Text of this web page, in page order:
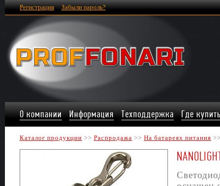
Регистрация Забыли пароль?
О компании Информация Техподдержка Где
Каталог продукции >> Распродажа >> На батареях питания